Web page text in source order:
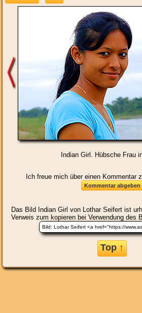
Indian Girl. Hübsche Frau
Ich freue mich über einen Kommentar
Das Bild Indian Girl von Lothar Seifert ist
Verweis zum kopieren bei Verwendung des
Top ↑